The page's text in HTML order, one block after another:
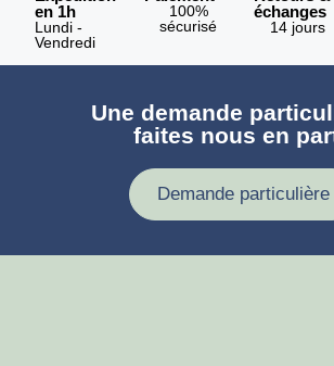
en 1h
Lundi -
Vendredi
100%
sécurisé
échanges
14 jours
Une demande
faites nous en
Demande particulière